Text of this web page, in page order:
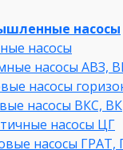
насосы
насосы
насосы АВЗ,
насосы
насосы ВКС, ВК
насосы ЦГ
насосы ГРАТ,